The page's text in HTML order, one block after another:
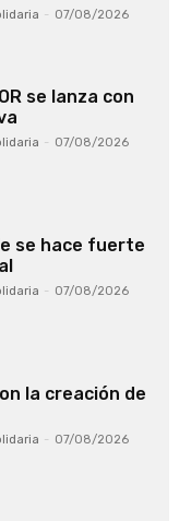
- 07/08/2026
se lanza con
- 07/08/2026
se hace fuerte
- 07/08/2026
la creación de
- 07/08/2026